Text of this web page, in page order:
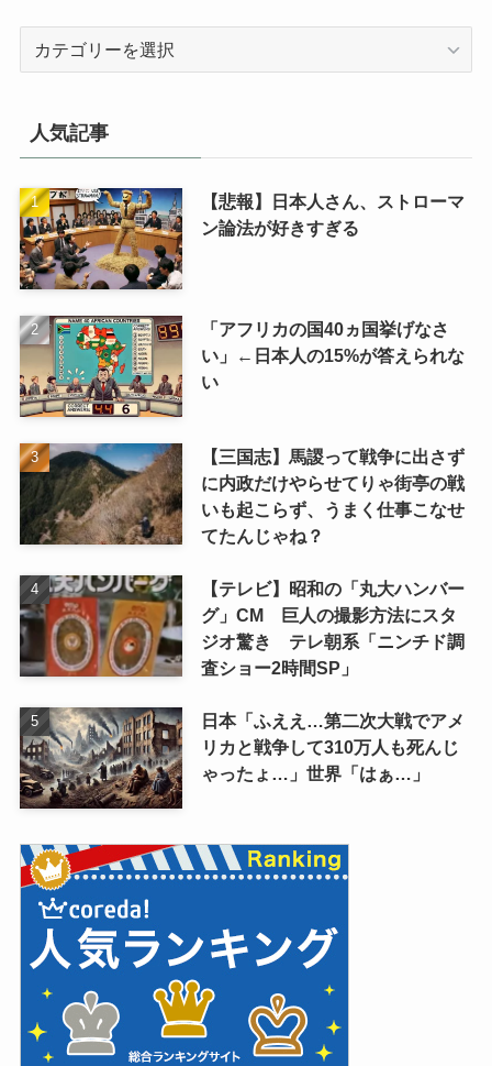
人気記事
【悲報】日本人さん、ストローマ
ン論法が好きすぎる
「アフリカの国40ヵ国挙げなさ
い」←日本人の15%が答えられな
い
【三国志】馬謖って戦争に出さず
に内政だけやらせてりゃ街亭の戦
いも起こらず、うまく仕事こなせ
てたんじゃね？
【テレビ】昭和の「丸大ハンバー
グ」CM 巨人の撮影方法にスタ
ジオ驚き テレ朝系「ニンチド調
査ショー2時間SP」
日本「ふええ…第二次大戦でアメ
リカと戦争して310万人も死んじ
ゃったょ…」世界「はぁ…」